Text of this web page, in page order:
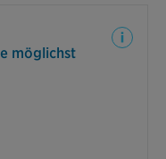
möglichst
Internet. Mit unserem
Sie auf Wunsch ganz